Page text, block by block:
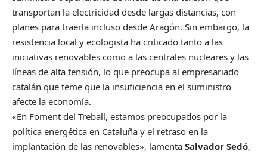
transportan la electricidad desde largas distancias, con
planes para traerla incluso desde Aragón. Sin embargo, la
resistencia local y ecologista ha criticado tanto a las
iniciativas renovables como a las centrales nucleares y las
líneas de alta tensión, lo que preocupa al empresariado
catalán que teme que la insuficiencia en el suministro
afecte la economía.
«En Foment del Treball, estamos preocupados por la
política energética en Cataluña y el retraso en la
implantación de las renovables», lamenta Salvador Sedó,